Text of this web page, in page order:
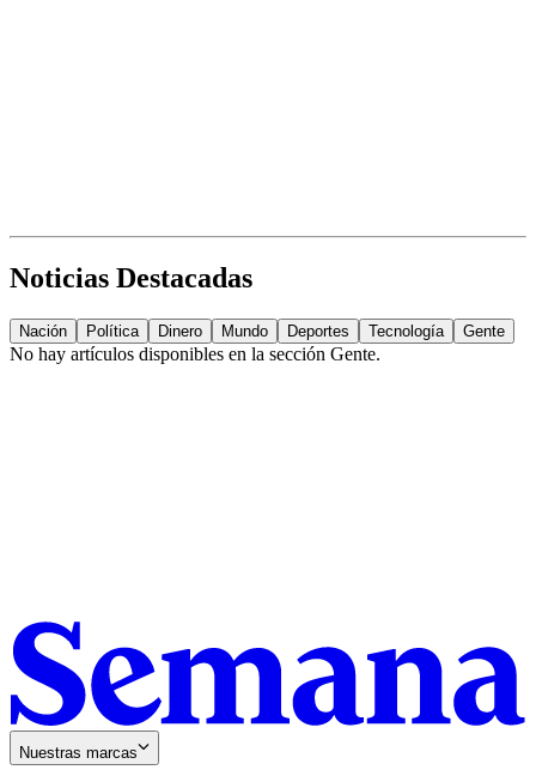
Noticias Destacadas
Nación Política Dinero Mundo Deportes Tecnología Gente
No hay artículos disponibles en la sección Gente.
Nuestras marcas